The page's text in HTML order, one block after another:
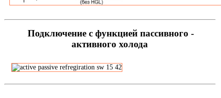
Подключение с функцией пассивного -
активного холода